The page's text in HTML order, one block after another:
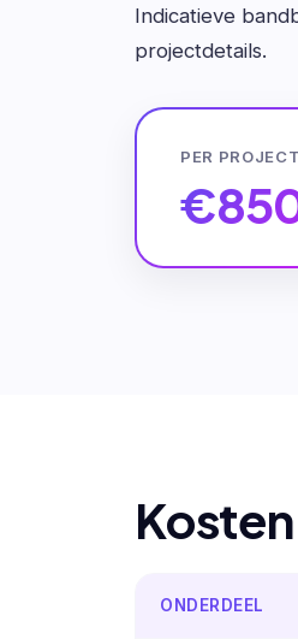
Indicatieve
projectdetails.
PER PROJECT
ONDERDEEL